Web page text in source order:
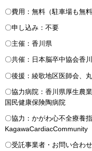
〇費用：無料（駐車場も無料
〇申し込み：不要
〇主催：香川県
〇共催：日本脳卒中協会香
〇後援：綾歌地区医師会、
〇協力病院：香川県厚生農
国民健康保険陶病院
〇協力：かがわ心不全療養
KagawaCardiacCommunity
〇受託事業者・お問い合わせ